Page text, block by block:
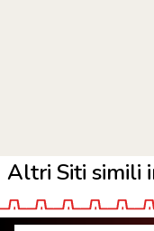
Altri Siti simili